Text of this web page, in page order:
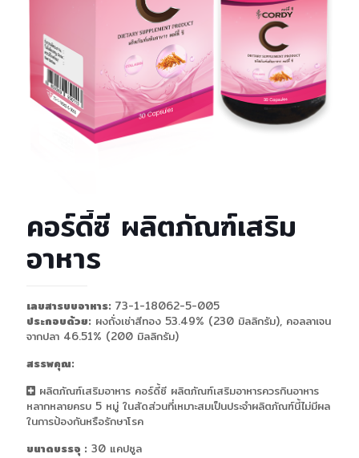
คอร์ดี้ซี ผลิตภัณฑ์เสริม
อาหาร
เลขสารบบอาหาร: 73-1-18062-5-005
ประกอบด้วย: ผงถั่งเช่าสีทอง 53.49% (230 มิลลิกรัม), คอลลาเจน
จากปลา 46.51% (200 มิลลิกรัม)
สรรพคุณ:
ผลิตภัณฑ์เสริมอาหาร คอร์ดี้ซี ผลิตภัณฑ์เสริมอาหารควรกินอาหาร
หลากหลายครบ 5 หมู่ ในสัดส่วนที่เหมาะสมเป็นประจำผลิตภัณฑ์นี้ไม่มีผล
ในการป้องกันหรือรักษาโรค
ขนาดบรรจุ : 30 แคปซูล